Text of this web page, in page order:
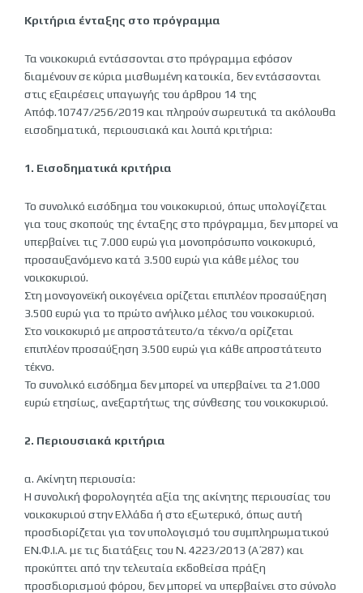
Κριτήρια ένταξης στο πρόγραμμα
Τα νοικοκυριά εντάσσονται στο πρόγραμμα εφόσον
διαμένουν σε κύρια μισθωμένη κατοικία, δεν εντάσσονται
στις εξαιρέσεις υπαγωγής του άρθρου 14 της
Απόφ.10747/256/2019 και πληρούν σωρευτικά τα ακόλουθα
εισοδηματικά, περιουσιακά και λοιπά κριτήρια:
1. Εισοδηματικά κριτήρια
Το συνολικό εισόδημα του νοικοκυριού, όπως υπολογίζεται
για τους σκοπούς της ένταξης στο πρόγραμμα, δεν μπορεί να
υπερβαίνει τις 7.000 ευρώ για μονοπρό­σωπο νοικοκυριό,
προσαυξανόμενο κατά 3.500 ευρώ για κάθε μέλος του
νοικοκυριού.
Στη μονογονεϊκή οικογένεια ορίζεται επιπλέον προσαύξηση
3.500 ευρώ για το πρώτο ανήλικο μέλος του νοικοκυριού.
Στο νοικοκυριό με απροστάτευτο/α τέκνο/α ορίζεται
επιπλέον προσαύξηση 3.500 ευρώ για κάθε απροστάτευτο
τέκνο.
Το συνολικό εισόδημα δεν μπορεί να υπερβαίνει τα 21.000
ευρώ ετησίως, ανεξαρτήτως της σύνθεσης του νοικοκυριού.
2. Περιουσιακά κριτήρια
α. Ακίνητη περιουσία:
Η συνολική φορολογητέα αξία της ακίνητης περιουσίας του
νοικοκυριού στην Ελλάδα ή στο εξωτερικό, όπως αυτή
προσδιορίζεται για τον υπολογισμό του συμπληρωματικού
ΕΝ.Φ.Ι.Α. με τις διατάξεις του Ν. 4223/2013 (Α΄ 287) και
προκύπτει από την τελευταία εκδοθείσα πράξη
προσδιορισμού φόρου, δεν μπορεί να υπερβαίνει στο σύνολο